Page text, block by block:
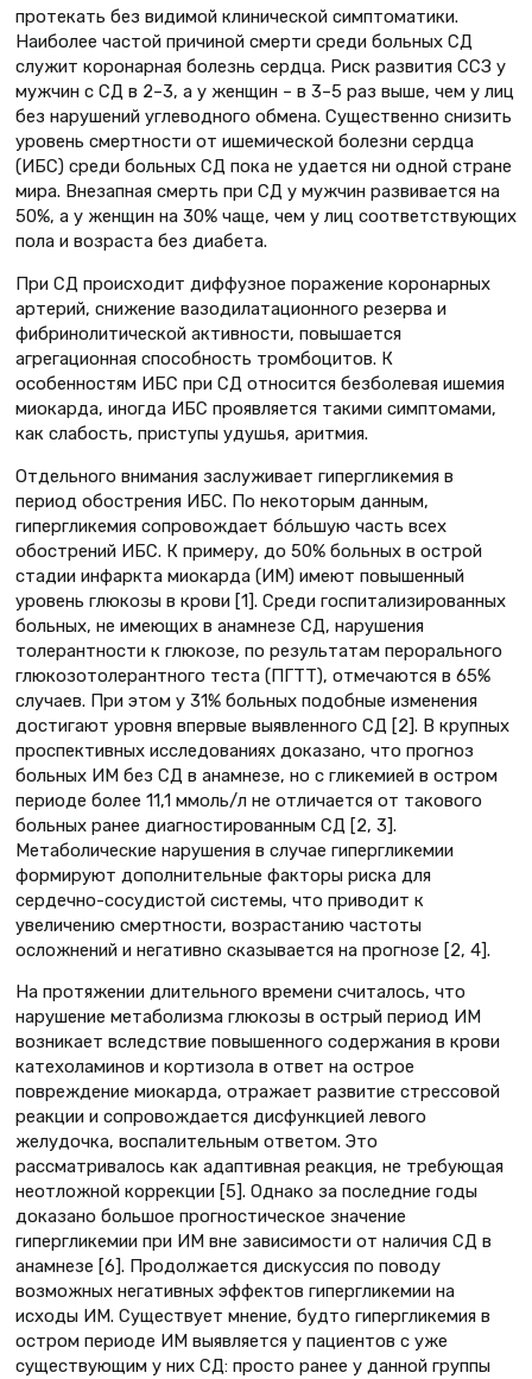
протекать без видимой клинической симптоматики.
Наиболее частой причиной смерти среди больных СД
служит коронарная болезнь сердца. Риск развития ССЗ у
мужчин с СД в 2–3, а у женщин – в 3–5 раз выше, чем у лиц
без нарушений углеводного обмена. Существенно снизить
уровень смертности от ишемической болезни сердца
(ИБС) среди больных СД пока не удается ни одной стране
мира. Внезапная смерть при СД у мужчин развивается на
50%, а у женщин на 30% чаще, чем у лиц соответствующих
пола и возраста без диабета.
При СД происходит диффузное поражение коронарных
артерий, снижение вазодилатационного резерва и
фибринолитической активности, повышается
агрегационная способность тромбоцитов. К
особенностям ИБС при СД относится безболевая ишемия
миокарда, иногда ИБС проявляется такими симптомами,
как слабость, приступы удушья, аритмия.
Отдельного внимания заслуживает гипергликемия в
период обострения ИБС. По некоторым данным,
гипергликемия сопровождает бóльшую часть всех
обострений ИБС. К примеру, до 50% больных в острой
стадии инфаркта миокарда (ИМ) имеют повышенный
уровень глюкозы в крови [1]. Среди госпитализированных
больных, не имеющих в анамнезе СД, нарушения
толерантности к глюкозе, по результатам перорального
глюкозотолерантного теста (ПГТТ), отмечаются в 65%
случаев. При этом у 31% больных подобные изменения
достигают уровня впервые выявленного СД [2]. В крупных
проспективных исследованиях доказано, что прогноз
больных ИМ без СД в анамнезе, но с гликемией в остром
периоде более 11,1 ммоль/л не отличается от такового
больных ранее диагностированным СД [2, 3].
Метаболические нарушения в случае гипергликемии
формируют дополнительные факторы риска для
сердечно-сосудистой системы, что приводит к
увеличению смертности, возрастанию частоты
осложнений и негативно сказывается на прогнозе [2, 4].
На протяжении длительного времени считалось, что
нарушение метаболизма глюкозы в острый период ИМ
возникает вследствие повышенного содержания в крови
катехоламинов и кортизола в ответ на острое
повреждение миокарда, отражает развитие стрессовой
реакции и сопровождается дисфункцией левого
желудочка, воспалительным ответом. Это
рассматривалось как адаптивная реакция, не требующая
неотложной коррекции [5]. Однако за последние годы
доказано большое прогностическое значение
гипергликемии при ИМ вне зависимости от наличия СД в
анамнезе [6]. Продолжается дискуссия по поводу
возможных негативных эффектов гипергликемии на
исходы ИМ. Существует мнение, будто гипергликемия в
остром периоде ИМ выявляется у пациентов с уже
существующим у них СД: просто ранее у данной группы